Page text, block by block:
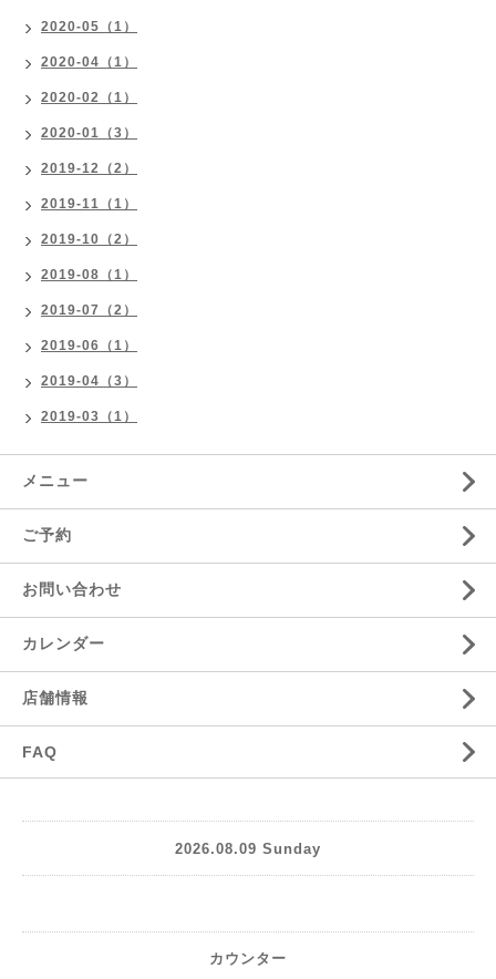
2020-05（1）
2020-04（1）
2020-02（1）
2020-01（3）
2019-12（2）
2019-11（1）
2019-10（2）
2019-08（1）
2019-07（2）
2019-06（1）
2019-04（3）
2019-03（1）
メニュー
ご予約
お問い合わせ
カレンダー
店舗情報
FAQ
2026.08.09 Sunday
カウンター